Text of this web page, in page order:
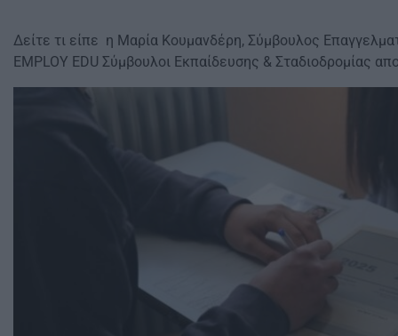
Δείτε τι είπε η Μαρία Κουμανδέρη, Σύμβουλος
EMPLOY EDU Σύμβουλοι Εκπαίδευσης & Σταδιοδρομίας